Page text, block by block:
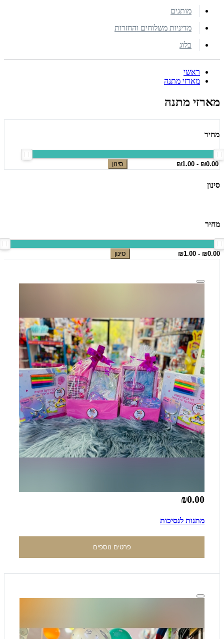
מותגים
מדיניות משלוחים והחזרות
בלוג
ראשי
מארזי מתנה
מארזי מתנה
מחיר
סינון
סינון
מחיר
סינון
₪0.00
מתנות לנסיכות
פרטים נוספים